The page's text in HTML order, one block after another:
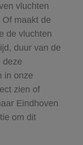
vluchten
maakt de
de vluchten
duur van de
deze
in onze
zien of
Eindhoven
om dit